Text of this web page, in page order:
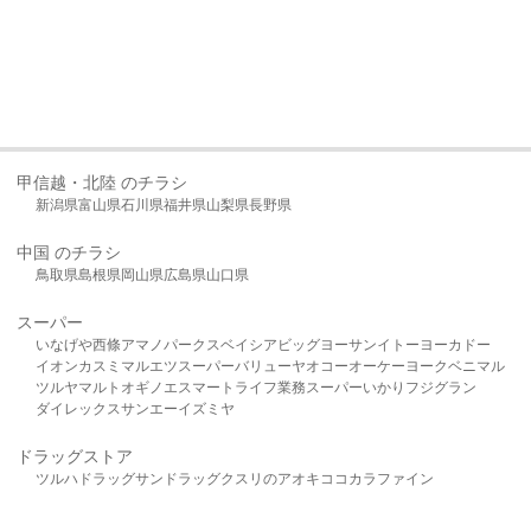
甲信越・北陸 のチラシ
新潟県富山県石川県福井県山梨県長野県
中国 のチラシ
鳥取県島根県岡山県広島県山口県
スーパー
いなげや西條アマノパークスベイシア ビッグヨーサンイトーヨーカドー
イオンカスミ マルエツスーパーバリューヤオコーオーケー ヨークベニマル
ツルヤマルト オギノ エスマート ライフ業務スーパーいかり フジグラン
ダイレックスサンエーイズミヤ
ドラッグストア
ツルハドラッグサンドラッグクスリのアオキ ココカラファイン